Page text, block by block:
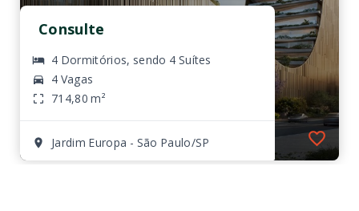
Consulte
4 Dormitórios, sendo 4 Suítes
4 Vagas
714,80 m²
Jardim Europa - São Paulo/SP